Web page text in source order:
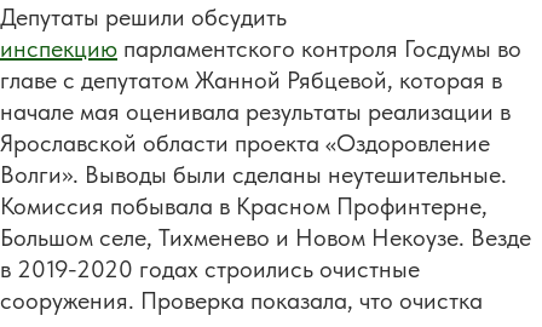
Депутаты решили обсудить
инспекцию парламентского контроля Госдумы во
главе с депутатом Жанной Рябцевой, которая в
начале мая оценивала результаты реализации в
Ярославской области проекта «Оздоровление
Волги». Выводы были сделаны неутешительные.
Комиссия побывала в Красном Профинтерне,
Большом селе, Тихменево и Новом Некоузе. Везде
в 2019-2020 годах строились очистные
сооружения. Проверка показала, что очистка